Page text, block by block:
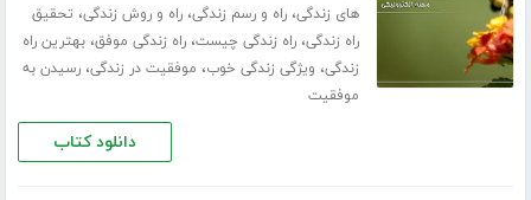
های زندگی،راه و رسم زندگی،راه و روش زندگی، تحقیق
راه زندگی،راه زندگی چیست،راه زندگی موفق،بهترین راه
زندگی، ویژگی زندگی خوب، موفقیت در زندگی،رسیدن به
موفقیت
دانلود کتاب